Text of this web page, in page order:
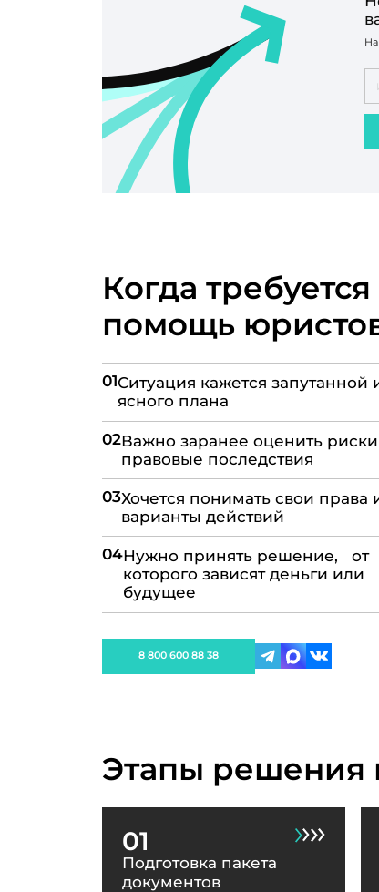
Когда требуется
помощь
01Ситуация кажется запутанной
ясного плана
02Важно заранее оценить
правовые последствия
03Хочется понимать свои права
варианты действий
04Нужно принять решение, от
которого зависят деньги или
будущее
8 800 600 88 38
Этапы решения
01
Подготовка пакета
документов